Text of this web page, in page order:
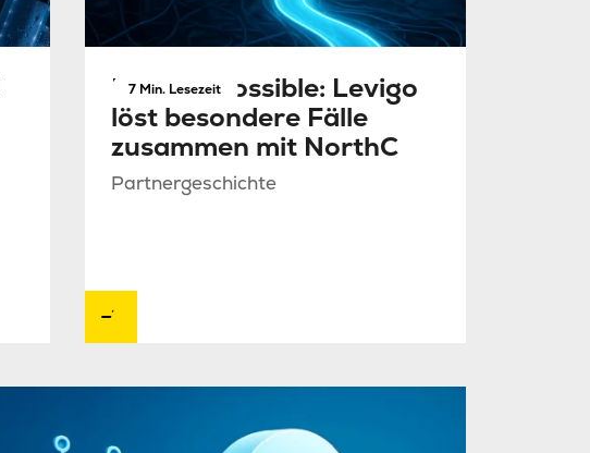
7 Min. Lesezeit
Mission Possible: Levigo
löst besondere Fälle
zusammen mit NorthC
Partnergeschichte